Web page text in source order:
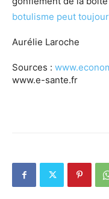
botulisme peut
Aurélie Laroche
Sources :
www.e-sante.fr